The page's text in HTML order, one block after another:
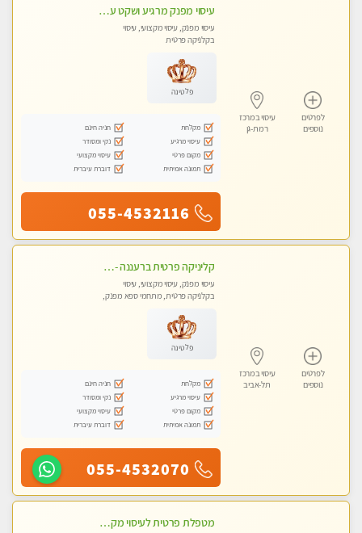
לפרטים
נוספים
עיסוי במרכז
רמת-גן
עיסוי מפנק מרגיע ושקט עיסוי מושקע מאוד לכל שרירי הגוף...מומלץ!! פרטי !!
עיסוי מפנק, עיסוי מקצועי, עיסוי
בקלניקה פרטית
פלטינה
מקלחת
חניה חינם
עיסוי מרגיע
נקי ומסודר
מקום פרטי
עיסוי מקצועי
תמונה אמיתית
דוברת עיברית
055-4532116
לפרטים
נוספים
עיסוי במרכז
תל-אביב
קליניקה פרטית ברעננה -מעסה איכותית לעיסוי מקצועי ומפנק לכל שרירי הגוף...
עיסוי מפנק, עיסוי מקצועי, עיסוי
בקלניקה פרטית, מתחמי ספא מפנק,
פלטינה
מקלחת
חניה חינם
עיסוי מרגיע
נקי ומסודר
מקום פרטי
עיסוי מקצועי
תמונה אמיתית
דוברת עיברית
055-4532070
מטפלת פרטית לעיסוי מקצועי מפנק פרטי מאוד ללא מין !!!